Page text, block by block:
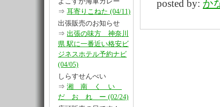
⇒ 耳寄りこねた (04/11)
出張販売のお知らせ
⇒ 出張の味方 神奈川
県 駅に一番近い格安ビ
ジネスホテル予約ナビ
(04/05)
しらすせんべい
⇒ 湘 南 く い
だ お れ ー (02/24)
posted by: か